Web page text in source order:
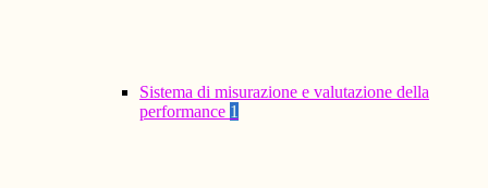
Sistema di misurazione e valutazione della
performance 1